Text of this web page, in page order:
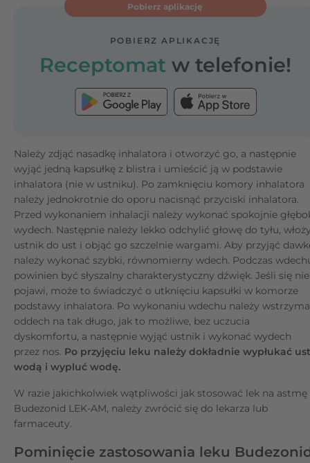
Pobierz aplikację
POBIERZ APLIKACJĘ
Receptomat w telefonie!
Należy zdjąć nasadkę inhalatora i otworzyć go, a następnie
wyjąć jedną kapsułkę z blistra i umieścić ją w podstawie
inhalatora (nie w ustniku). Po zamknięciu komory inhalatora
należy jednokrotnie do oporu nacisnąć przyciski inhalatora.
Przed wykonaniem inhalacji należy wykonać spokojnie
wydech. Następnie należy lekko odchylić głowę do tyłu,
ustnik do ust i objąć go szczelnie wargami. Aby przyjąć
należy wykonać szybki, równomierny wdech. Podczas
powinien być słyszalny charakterystyczny dźwięk. Jeśli się nie
pojawi, może to świadczyć o utknięciu kapsułki w komorze
podstawy inhalatora. Po wykonaniu wdechu należy
oddech na tak długo, jak to możliwe, bez uczucia
dyskomfortu, a następnie wyjąć ustnik i wykonać wydech
przez nos. Po przyjęciu leku należy dokładnie wypłukać
wodą i wypluć wodę.
W razie jakichkolwiek wątpliwości jak stosować lek na astmę
Budezonid LEK-AM, należy zwrócić się do lekarza lub
farmaceuty.
Pominięcie zastosowania leku